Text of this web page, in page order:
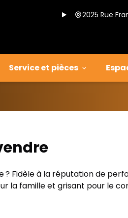
2025 Rue
Service et pièces
Fidèle à la réputation de
la famille et grisant pour le